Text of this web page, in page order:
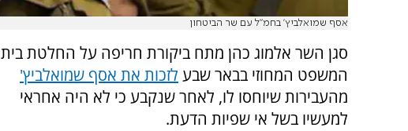
אסף שמואלביץ' בחמ"ל עם שר הביטחון
סגן השר אלמוג כהן מתח ביקורת חריפה על החלטת בית
המשפט המחוזי בבאר שבע לזכות את אסף שמואלביץ'
מהעבירות שיוחסו לו, לאחר שנקבע כי לא היה אחראי
למעשיו בשל אי שפיות הדעת.